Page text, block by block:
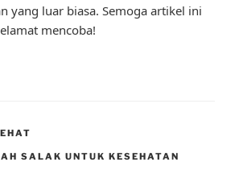
yang luar biasa. Semoga artikel ini
mencoba!
SALAK UNTUK KESEHATAN